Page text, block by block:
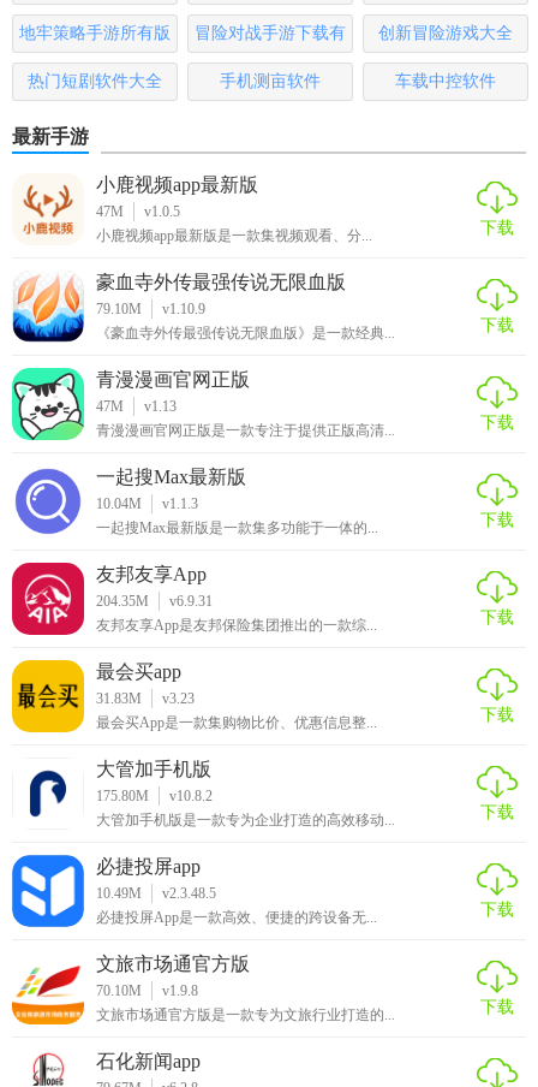
充电。
3. 账户管理：用户可以在应用中绑定自己的账户信息，实时
查看充电账单和账户余额，进行充值和支付操作。
4. 远程监控：结合IOT物联网技术，实现充电过程信息的实时
监控，用户可随时远程查看充电状态和停止充电。
【恒想充软件优势】
1. 便捷性：通过GPS定位和一键导航功能，用户可快速找到附
近的充电站点，无需担心电量不足的问题。
充电和支付需求。
3. 实时性：实时显示充电站点的状态和距离信息，帮助用户
做出更合理的充电决策。
4. 安全性：结合IOT物联网技术实现充电过程信息的实时监控
【恒想充软件推荐】
对于电动汽车和电动车车主来说，恒想充无疑是一款非常实
用的充电服务应用。它不仅提供了便捷的充电站点查询和充
电操作功能，还通过实时数据监控和多种支付方式提升了用
绝对值得一试。
哪些
地牢策略手游所有版
本
冒险对战手游下载有
哪些
创新冒险游戏大全
热门短剧软件大全 手机测亩软件 车载中控软件
最新手游
小鹿视频app最新版
47M
v1.0.5
小鹿视频app最新版是一款集视频观看、分...
下载
豪血寺外传最强传说无限血版
79.10M
v1.10.9
《豪血寺外传最强传说无限血版》是一款经典...
下载
青漫漫画官网正版
47M
v1.13
青漫漫画官网正版是一款专注于提供正版高清...
下载
一起搜Max最新版
10.04M
v1.1.3
一起搜Max最新版是一款集多功能于一体的...
下载
友邦友享App
204.35M
v6.9.31
友邦友享App是友邦保险集团推出的一款综...
下载
最会买app
31.83M
v3.23
最会买App是一款集购物比价、优惠信息整...
下载
大管加手机版
175.80M
v10.8.2
大管加手机版是一款专为企业打造的高效移动...
下载
必捷投屏app
10.49M
v2.3.48.5
必捷投屏App是一款高效、便捷的跨设备无...
下载
文旅市场通官方版
70.10M
v1.9.8
文旅市场通官方版是一款专为文旅行业打造的...
下载
石化新闻app